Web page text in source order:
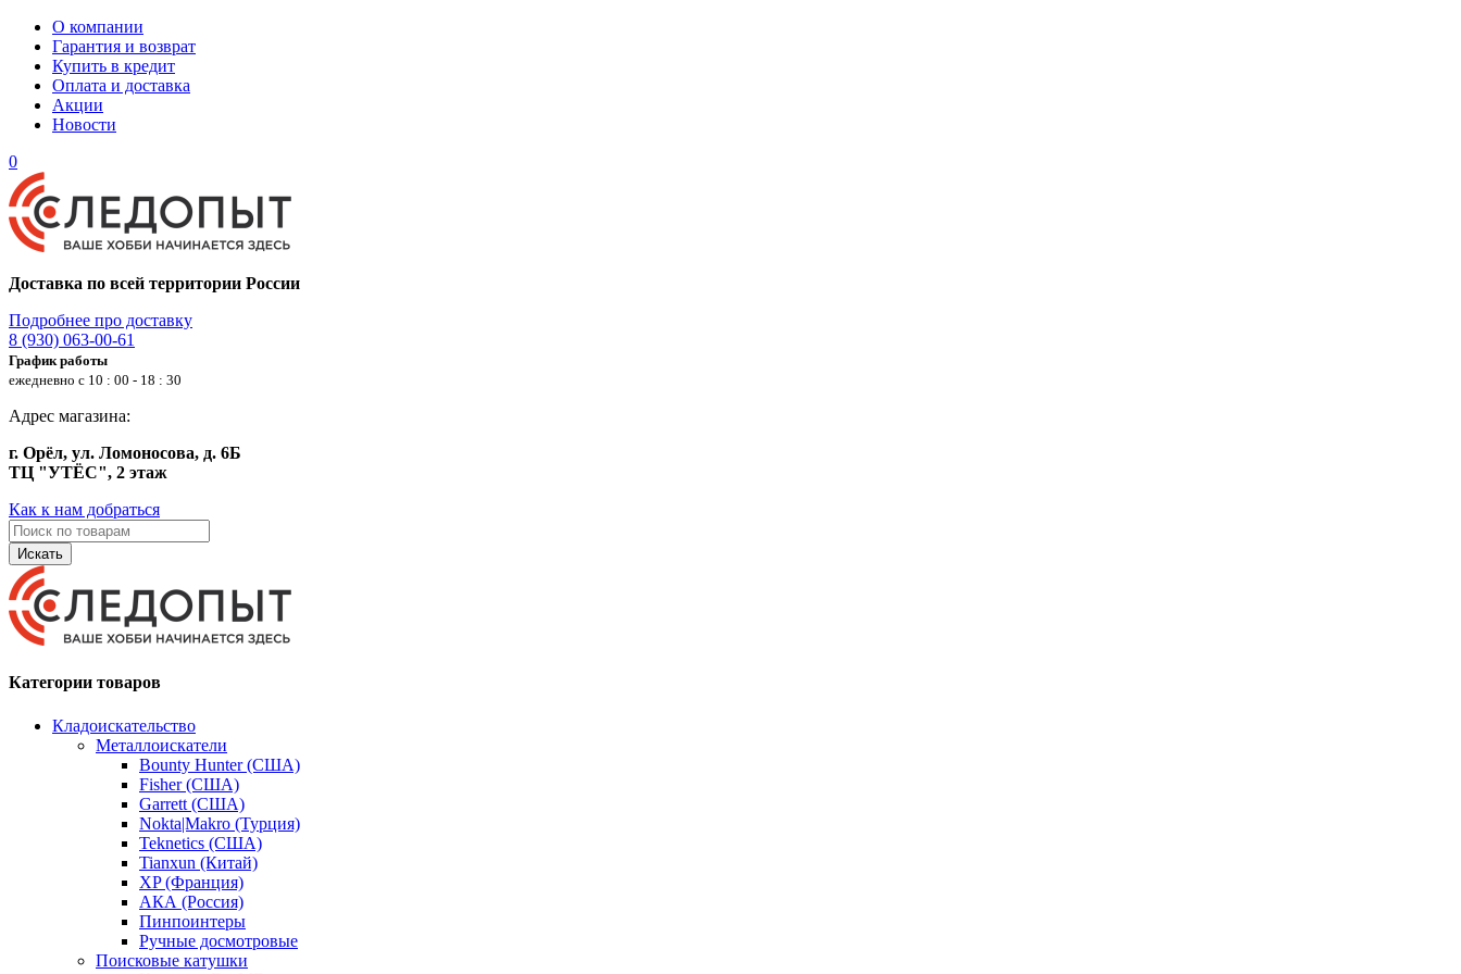
О компании
Гарантия и возврат
Купить в кредит
Оплата и доставка
Акции
Новости
0
Доставка по всей территории России
Подробнее про доставку
8 (930) 063-00-61
График работы
ежедневно с 10 : 00 - 18 : 30
Адрес магазина:
г. Орёл, ул. Ломоносова, д. 6Б
ТЦ "УТЁС", 2 этаж
Как к нам добраться
Искать
Категории товаров
Кладоискательство
Металлоискатели
Bounty Hunter (США)
Fisher (США)
Garrett (США)
Nokta|Makro (Турция)
Teknetics (США)
Tianxun (Китай)
XP (Франция)
АКА (Россия)
Пинпоинтеры
Ручные досмотровые
Поисковые катушки